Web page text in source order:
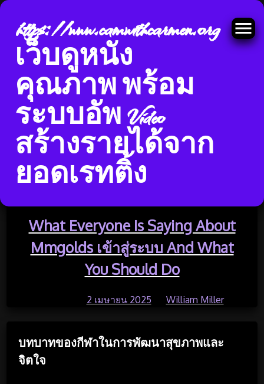
Skip
content
https://www.camwithcarmen.org
เว็บดูหนัง
คุณภาพ พร้อม
ระบบอัพ Video
สร้างรายได้จาก
ยอดเรทติ้ง
ป้ายกำกับ:mmgolds
เครดิตฟรี
What Everyone Is Saying About
Mmgolds เข้าสู่ระบบ And What
You Should Do
2 เมษายน 2025 William Miller
บทบาทของกีฬาในการพัฒนาสุขภาพและ
จิตใจ